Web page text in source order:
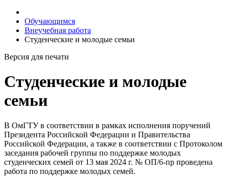
Обучающимся
Внеучебная работа
Студенческие и молодые семьи
Версия для печати
Студенческие и молодые
семьи
В ОмГТУ в соответствии в рамках исполнения поручений
Президента Российской Федерации и Правительства
Российской Федерации, а также в соответствии с Протоколом
заседания рабочей группы по поддержке молодых
студенческих семей от 13 мая 2024 г. № ОП/6-пр проведена
работа по поддержке молодых семей.